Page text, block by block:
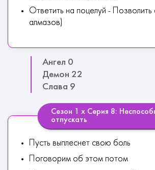
Ответить на поцелуй -
алмазов)
Ангел 0
Демон 22
Слава 9
Сезон 1 х Серия 8:
отпускать
Пусть выплеснет свою боль
Поговорим об этом потом